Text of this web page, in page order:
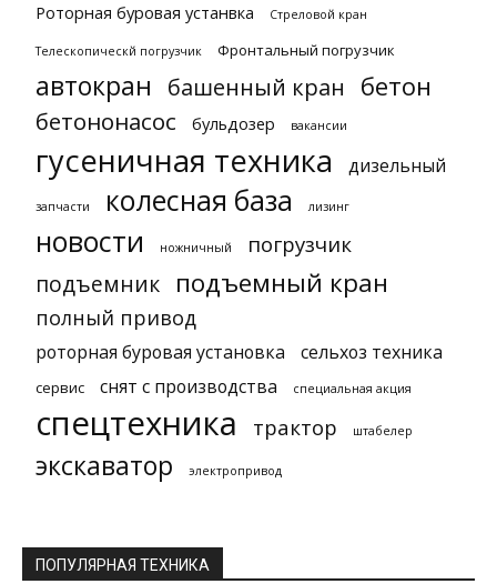
Роторная буровая устанвка
Стреловой кран
Телескопическй погрузчик Фронтальный погрузчик
автокран башенный кран бетон
бетононасос бульдозер вакансии
гусеничная техника дизельный
запчасти колесная база лизинг
новости ножничный погрузчик
подъемник подъемный кран
полный привод
роторная буровая установка сельхоз техника
сервис снят с производства специальная акция
спецтехника трактор штабелер
экскаватор электропривод
ПОПУЛЯРНАЯ ТЕХНИКА